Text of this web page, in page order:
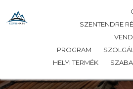
SZENTENDRE
PROGRAM
HELYI TERMÉK